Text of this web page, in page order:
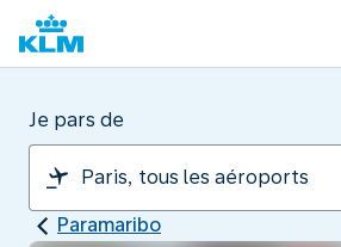
Je pars de
Paramaribo